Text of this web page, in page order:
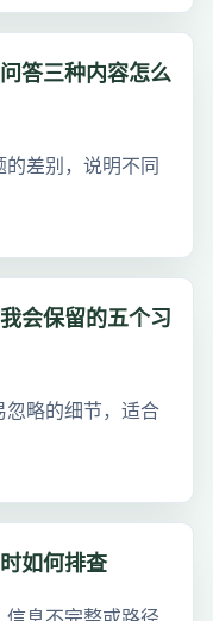
答三种内容怎么
差别，说明不同
会保留的五个习
忽略的细节，适合
如何排查